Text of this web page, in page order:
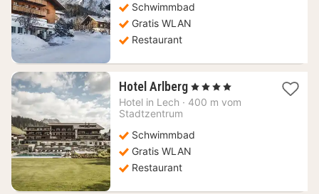
Schwimmbad
Gratis WLAN
Restaurant
Hotel Arlberg 1
Nacht
€
, 4 Sterne
Hotel in Lech · 400 m vom
Stadtzentrum
Schwimmbad
Gratis WLAN
Restaurant